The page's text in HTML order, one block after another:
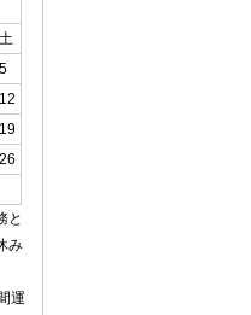
土
5
12
19
26
と
み
運